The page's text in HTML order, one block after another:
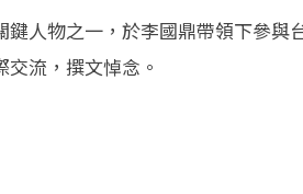
人物之一，於李國鼎帶領下參
流，撰文悼念。